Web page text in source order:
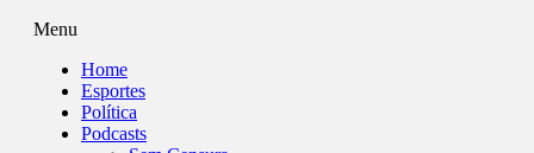
Menu
Home
Esportes
Política
Podcasts